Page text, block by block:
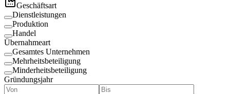
Geschäftsart
Dienstleistungen
Produktion
Handel
Übernahmeart
Gesamtes Unternehmen
Mehrheitsbeteiligung
Minderheitsbeteiligung
Gründungsjahr